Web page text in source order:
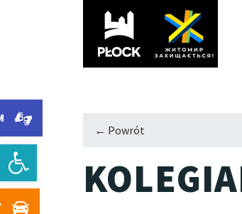
Otwórz pasek narzędzi
← Powrót